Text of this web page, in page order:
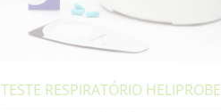
TESTE RESPIRATÓRIO HELIPROBE